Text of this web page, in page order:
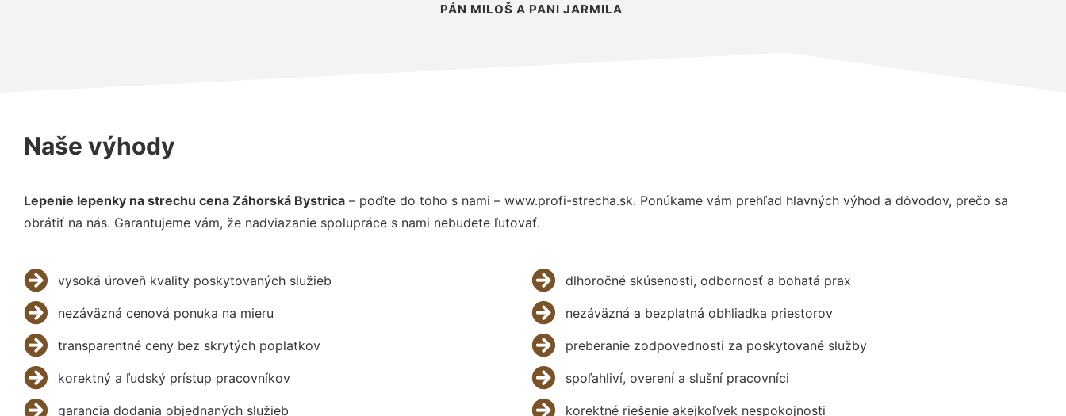
PÁN MILOŠ A PANI JARMILA
Naše výhody
Lepenie lepenky na strechu cena Záhorská Bystrica – poďte do toho s nami – www.profi-strecha.sk. Ponúkame vám prehľad hlavných výhod a dôvodov, prečo sa
obrátiť na nás. Garantujeme vám, že nadviazanie spolupráce s nami nebudete ľutovať.
vysoká úroveň kvality poskytovaných služieb
nezáväzná cenová ponuka na mieru
transparentné ceny bez skrytých poplatkov
korektný a ľudský prístup pracovníkov
garancia dodania objednaných služieb
dlhoročné skúsenosti, odbornosť a bohatá prax
nezáväzná a bezplatná obhliadka priestorov
preberanie zodpovednosti za poskytované služby
spoľahliví, overení a slušní pracovníci
korektné riešenie akejkoľvek nespokojnosti